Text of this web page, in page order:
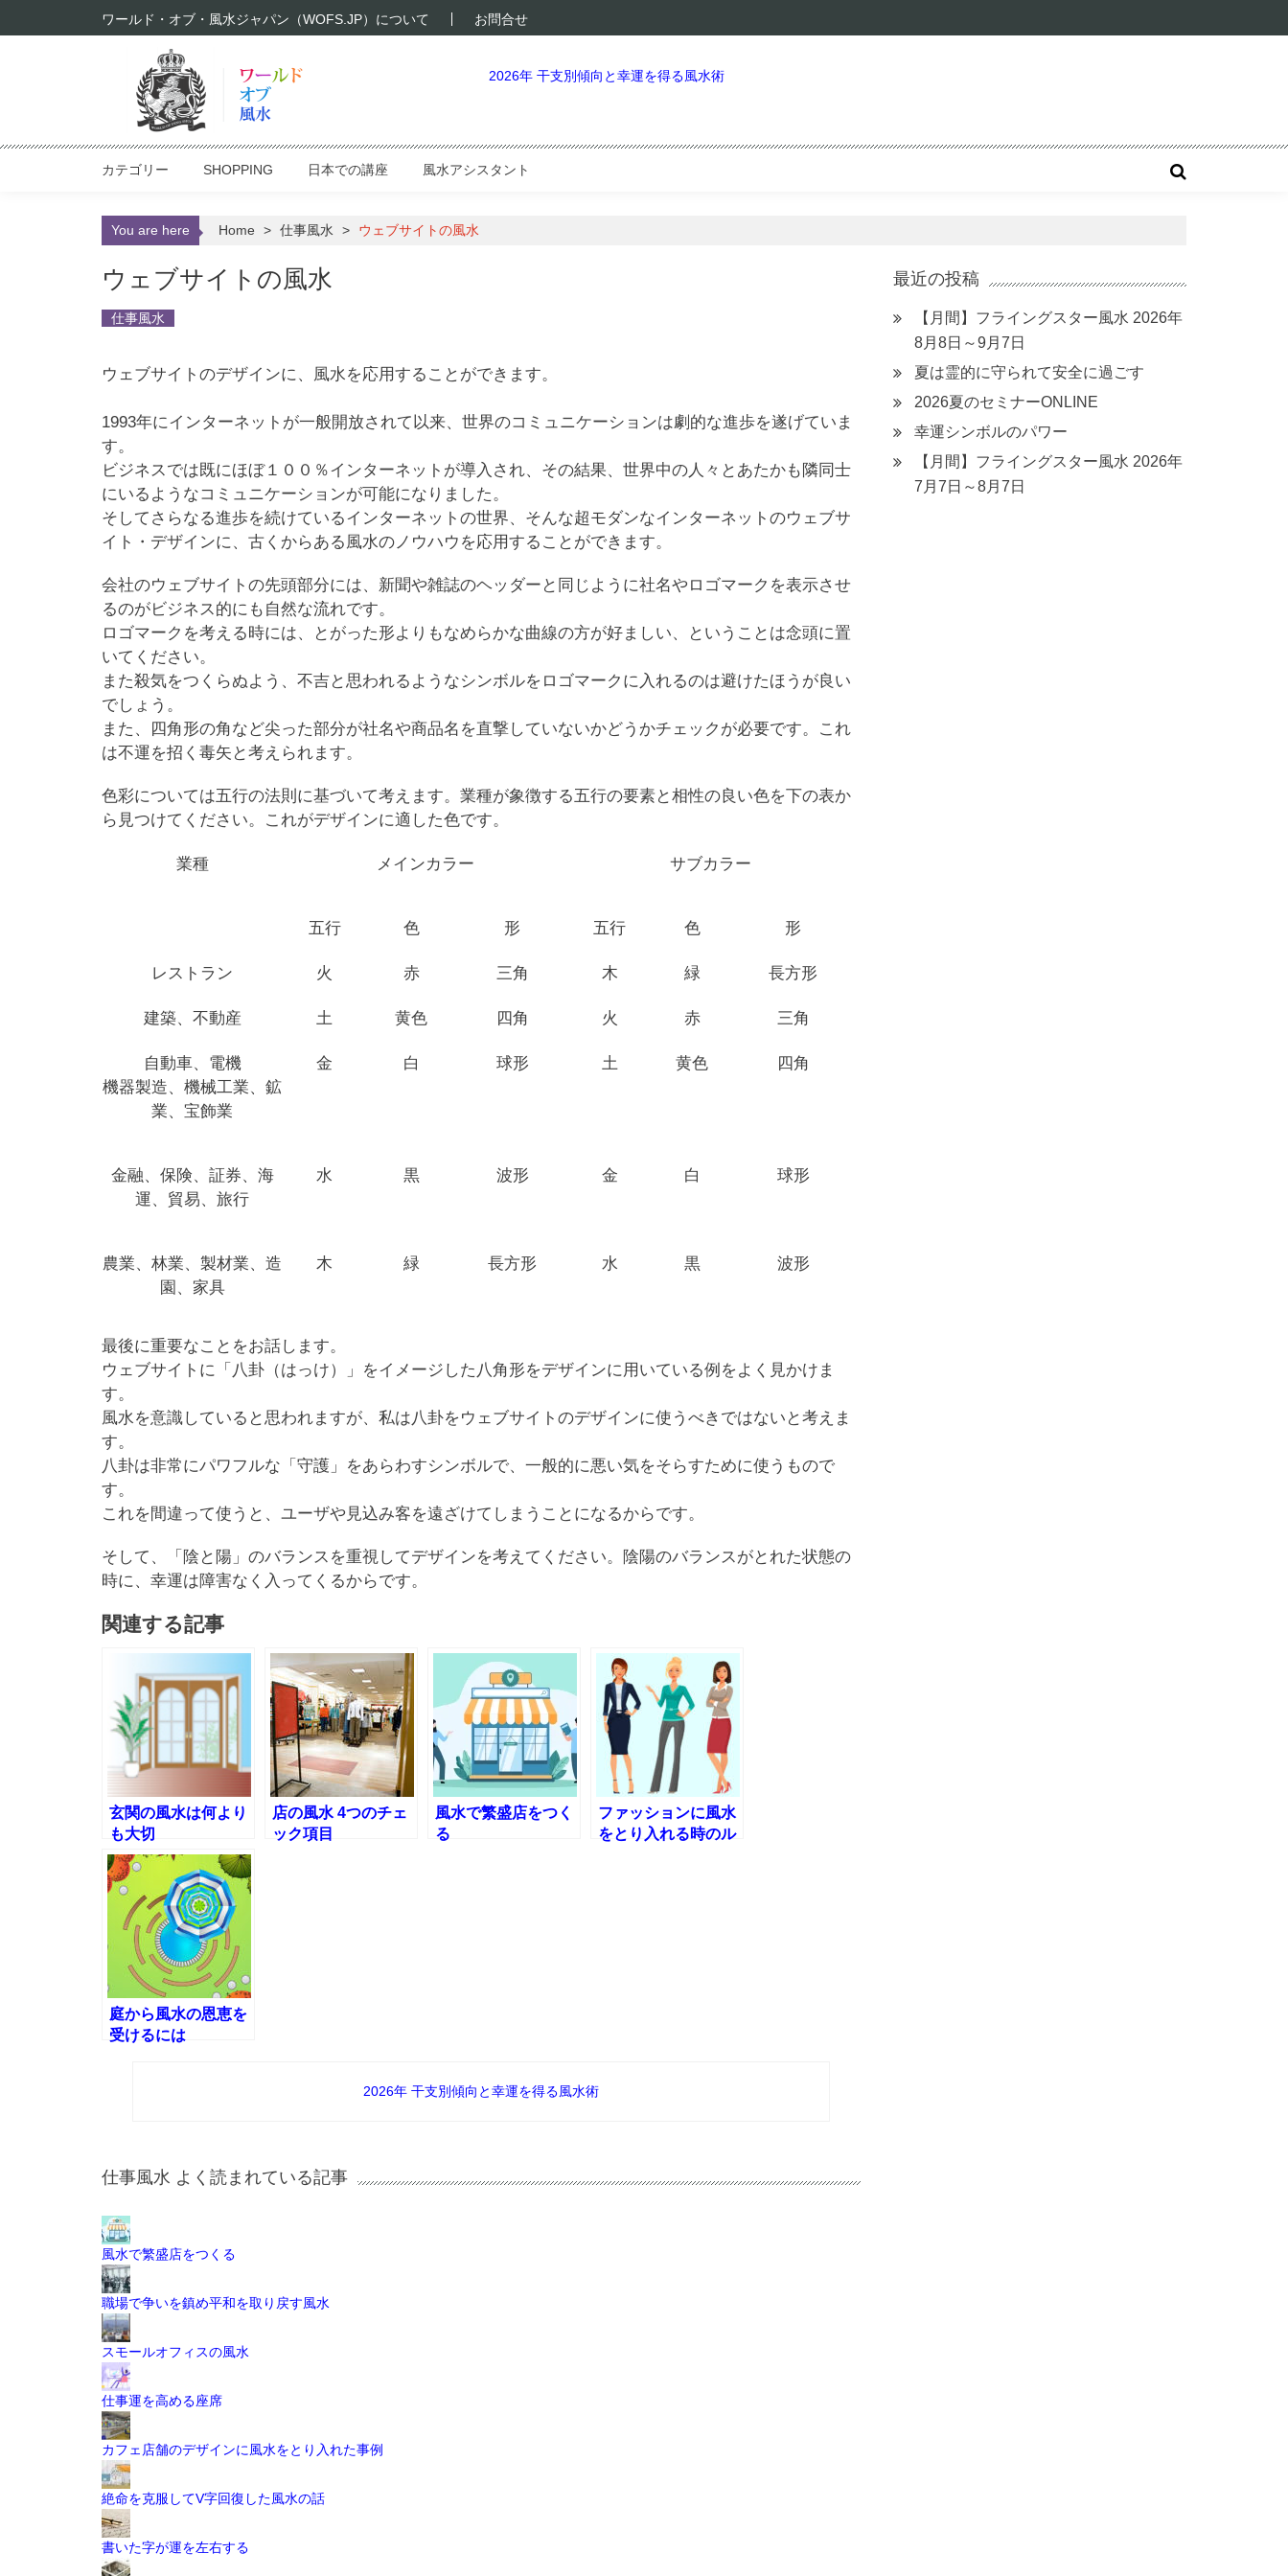
ワールド・オブ・風水ジャパン（WOFS.JP）について お問合せ
2026年 干支別傾向と幸運を得る風水術
カテゴリー SHOPPING 日本での講座 風水アシスタント
You are here Home > 仕事風水 > ウェブサイトの風水
ウェブサイトの風水
仕事風水
ウェブサイトのデザインに、風水を応用することができます。
1993年にインターネットが一般開放されて以来、世界のコミュニケーションは劇的な進歩を遂げていま
す。
ビジネスでは既にほぼ１００％インターネットが導入され、その結果、世界中の人々とあたかも隣同士
にいるようなコミュニケーションが可能になりました。
そしてさらなる進歩を続けているインターネットの世界、そんな超モダンなインターネットのウェブサ
イト・デザインに、古くからある風水のノウハウを応用することができます。
会社のウェブサイトの先頭部分には、新聞や雑誌のヘッダーと同じように社名やロゴマークを表示させ
るのがビジネス的にも自然な流れです。
ロゴマークを考える時には、とがった形よりもなめらかな曲線の方が好ましい、ということは念頭に置
いてください。
また殺気をつくらぬよう、不吉と思われるようなシンボルをロゴマークに入れるのは避けたほうが良い
でしょう。
また、四角形の角など尖った部分が社名や商品名を直撃していないかどうかチェックが必要です。これ
は不運を招く毒矢と考えられます。
色彩については五行の法則に基づいて考えます。業種が象徴する五行の要素と相性の良い色を下の表か
ら見つけてください。これがデザインに適した色です。
業種 メインカラー サブカラー
五行 色 形 五行 色 形
レストラン 火 赤 三角 木 緑 長方形
建築、不動産 土 黄色 四角 火 赤 三角
自動車、電機
機器製造、機械工業、鉱
業、宝飾業
金 白 球形 土 黄色 四角
金融、保険、証券、海
運、貿易、旅行
水 黒 波形 金 白 球形
農業、林業、製材業、造
園、家具
木 緑 長方形 水 黒 波形
最後に重要なことをお話します。
ウェブサイトに「八卦（はっけ）」をイメージした八角形をデザインに用いている例をよく見かけま
す。
風水を意識していると思われますが、私は八卦をウェブサイトのデザインに使うべきではないと考えま
す。
八卦は非常にパワフルな「守護」をあらわすシンボルで、一般的に悪い気をそらすために使うもので
す。
これを間違って使うと、ユーザや見込み客を遠ざけてしまうことになるからです。
そして、「陰と陽」のバランスを重視してデザインを考えてください。陰陽のバランスがとれた状態の
時に、幸運は障害なく入ってくるからです。
関連する記事
玄関の風水は何より
も大切
店の風水 4つのチェ
ック項目
風水で繁盛店をつく
る
ファッションに風水
をとり入れる時のル
庭から風水の恩恵を
受けるには
2026年 干支別傾向と幸運を得る風水術
仕事風水 よく読まれている記事
風水で繁盛店をつくる
職場で争いを鎮め平和を取り戻す風水
スモールオフィスの風水
仕事運を高める座席
カフェ店舗のデザインに風水をとり入れた事例
絶命を克服してV字回復した風水の話
書いた字が運を左右する
最近の投稿
【月間】フライングスター風水 2026年
8月8日～9月7日
夏は霊的に守られて安全に過ごす
2026夏のセミナーONLINE
幸運シンボルのパワー
【月間】フライングスター風水 2026年
7月7日～8月7日